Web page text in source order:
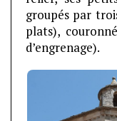
groupés par
plats),
d’engrenage).